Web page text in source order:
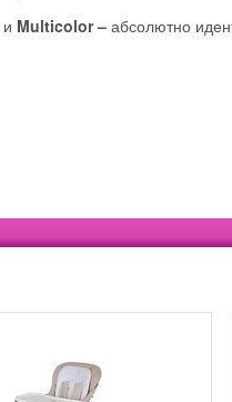
и Multicolor – абсолютно